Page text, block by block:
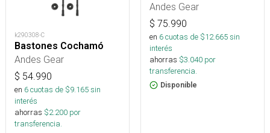
k290308-C
Bastones Cochamó
Andes Gear
$ 54.990
en 6cuotas de $9.165sin
interés
ahorras $2.200 por
transferencia.
Andes Gear
$ 75.990
en 6cuotas de $12.665sin
interés
ahorras $3.040 por
transferencia.
Disponible